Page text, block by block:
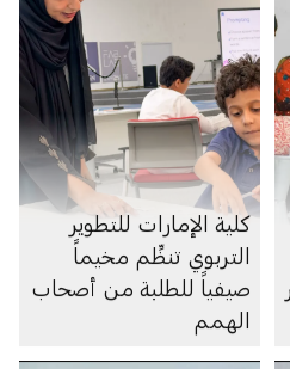
كلية الإمارات للتطوير
التربوي تنظِّم مخيماً
صيفياً للطلبة من أصحاب
الهمم